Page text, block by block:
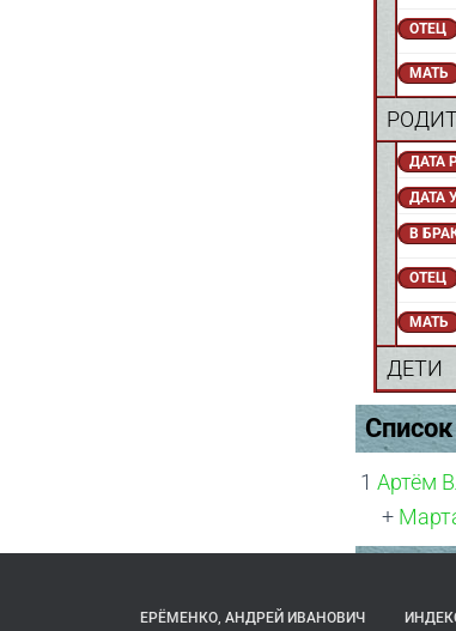
ОТЕЦ
МАТЬ
ДАТА
ДАТА
В
ОТЕЦ
МАТЬ
ДЕТИ
1 Артём
+
ЕРЁМЕНКО, АНДРЕЙ ИВАНОВИЧ